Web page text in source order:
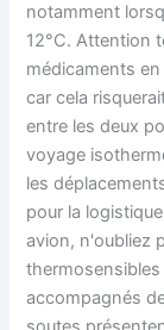
notamment
12°C. Attention
médicaments
car cela
entre les deux
voyage
les
pour la
avion, n'oubliez
accompagnés